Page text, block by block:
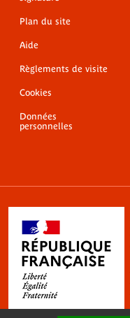
Plan du site
Aide
Règlements de visite
Cookies
Données
personnelles